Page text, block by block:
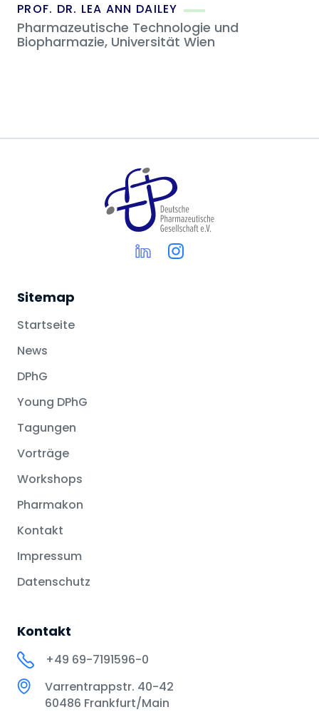
PROF. DR. LEA ANN DAILEY
Pharmazeutische Technologie und
Biopharmazie, Universität Wien
Sitemap
Startseite
News
DPhG
Young DPhG
Tagungen
Vorträge
Workshops
Pharmakon
Kontakt
Impressum
Datenschutz
Kontakt
+49 69-7191596-0
Varrentrappstr. 40-42
60486 Frankfurt/Main